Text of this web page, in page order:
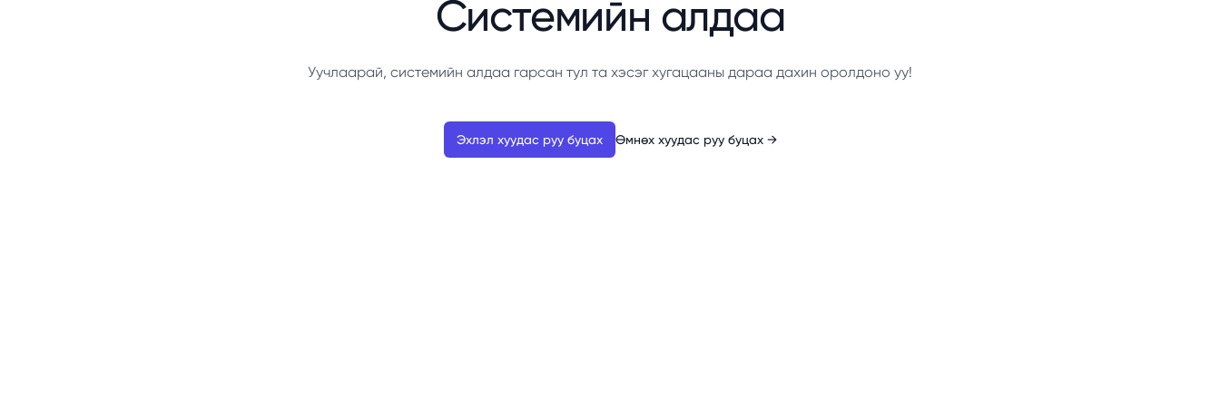
Системийн алдаа
Уучлаарай, системийн алдаа гарсан тул та хэсэг хугацааны дараа дахин оролдоно уу!
Эхлэл хуудас руу буцах Өмнөх хуудас руу буцах →